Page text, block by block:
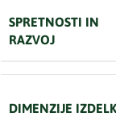
SPRETNOSTI IN
RAZVOJ
DIMENZIJE